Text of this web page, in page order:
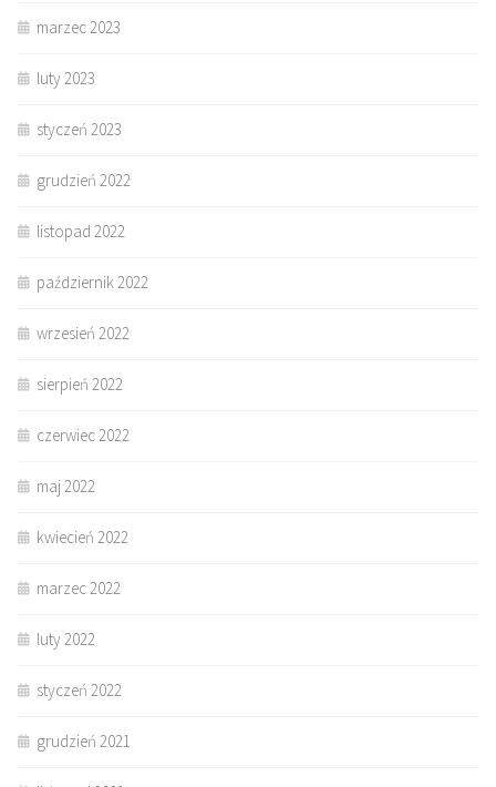
marzec 2023
luty 2023
styczeń 2023
grudzień 2022
listopad 2022
październik 2022
wrzesień 2022
sierpień 2022
czerwiec 2022
maj 2022
kwiecień 2022
marzec 2022
luty 2022
styczeń 2022
grudzień 2021